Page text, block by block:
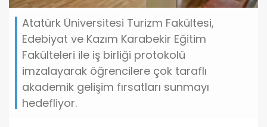
Atatürk Üniversitesi Turizm Fakültesi,
Edebiyat ve Kazım Karabekir Eğitim
Fakülteleri ile iş birliği protokolü
imzalayarak öğrencilere çok taraflı
akademik gelişim fırsatları sunmayı
hedefliyor.